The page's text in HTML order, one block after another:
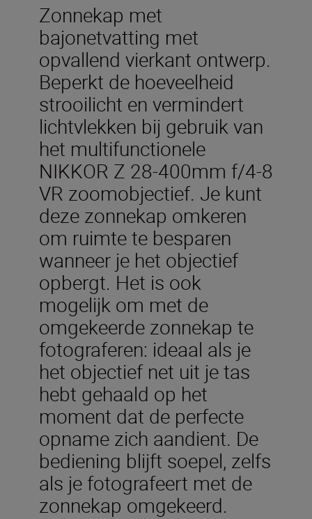
Zonnekap met
bajonetvatting met
opvallend vierkant ontwerp.
Beperkt de hoeveelheid
strooilicht en vermindert
lichtvlekken bij gebruik van
het multifunctionele
NIKKOR Z 28-400mm f/4-8
VR zoomobjectief. Je kunt
deze zonnekap omkeren
om ruimte te besparen
wanneer je het objectief
opbergt. Het is ook
mogelijk om met de
omgekeerde zonnekap te
fotograferen: ideaal als je
het objectief net uit je tas
hebt gehaald op het
moment dat de perfecte
opname zich aandient. De
bediening blijft soepel, zelfs
als je fotografeert met de
zonnekap omgekeerd.